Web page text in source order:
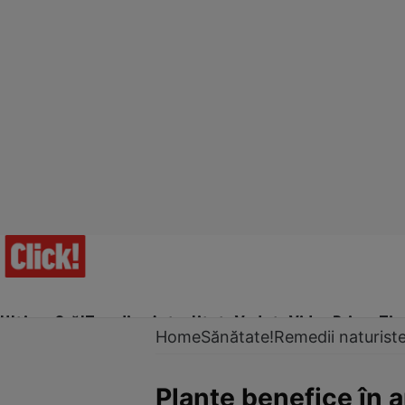
Ultima Oră!Trending Actualitate Vedete Video Prime Time
HomeSănătate!Remedii
Plante benefice în